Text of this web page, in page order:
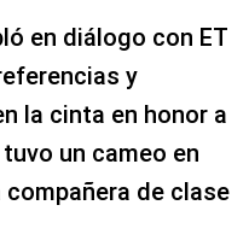
en diálogo con ET
y
la cinta en honor a
un cameo en
de clase